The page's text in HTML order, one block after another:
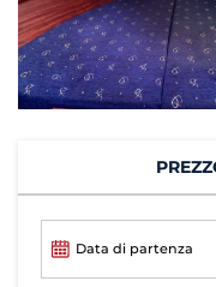
Data di partenza